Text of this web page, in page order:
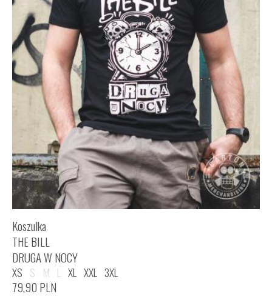
Koszulka
THE BILL
DRUGA W NOCY
XS S M L XL XXL 3XL
79,90 PLN